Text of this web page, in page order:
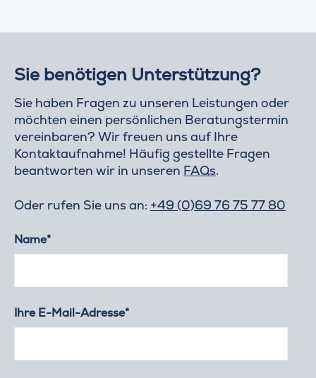
Sie benötigen Unterstützung?
Sie haben Fragen zu unseren Leistungen oder
möchten einen persönlichen Beratungstermin
vereinbaren? Wir freuen uns auf Ihre
Kontaktaufnahme! Häufig gestellte Fragen
beantworten wir in unseren FAQs.
Oder rufen Sie uns an: +49 (0)69 76 75 77 80
Name*
Ihre E-Mail-Adresse*